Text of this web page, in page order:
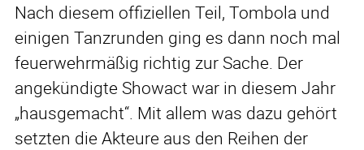
Nach diesem offiziellen Teil, Tombola und
einigen Tanzrunden ging es dann noch mal
feuerwehrmäßig richtig zur Sache. Der
angekündigte Showact war in diesem Jahr
„hausgemacht“. Mit allem was dazu gehört
setzten die Akteure aus den Reihen der